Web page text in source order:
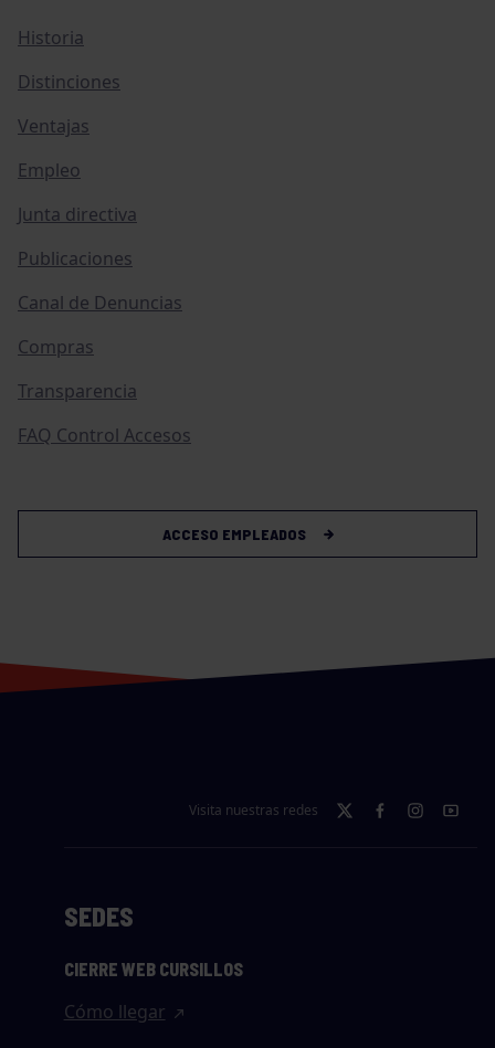
Historia
Distinciones
Ventajas
Empleo
Junta directiva
Publicaciones
Canal de Denuncias
Compras
Transparencia
FAQ Control Accesos
ACCESO EMPLEADOS
Visita nuestras redes
SEDES
CIERRE WEB CURSILLOS
Cómo llegar